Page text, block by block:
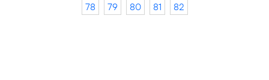
78
79 80 81 82